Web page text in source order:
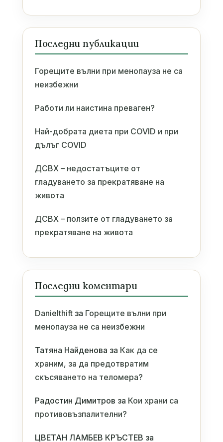
Последни публикации
Горещите вълни при менопауза не са
неизбежни
Работи ли наистина преваген?
Най-добрата диета при COVID и при
дълъг COVID
ДСВХ – недостатъците от
гладуването за прекратяване на
живота
ДСВХ – ползите от гладуването за
прекратяване на живота
Последни коментари
Danielthiftза Горещите вълни при
менопауза не са неизбежни
Татяна Найденова за Как да се
храним, за да предотвратим
скъсяването на теломера?
Радостин Димитров за Кои храни са
противовъзпалителни?
ЦВЕТАН ЛАМБЕВ КРЪСТЕВ за